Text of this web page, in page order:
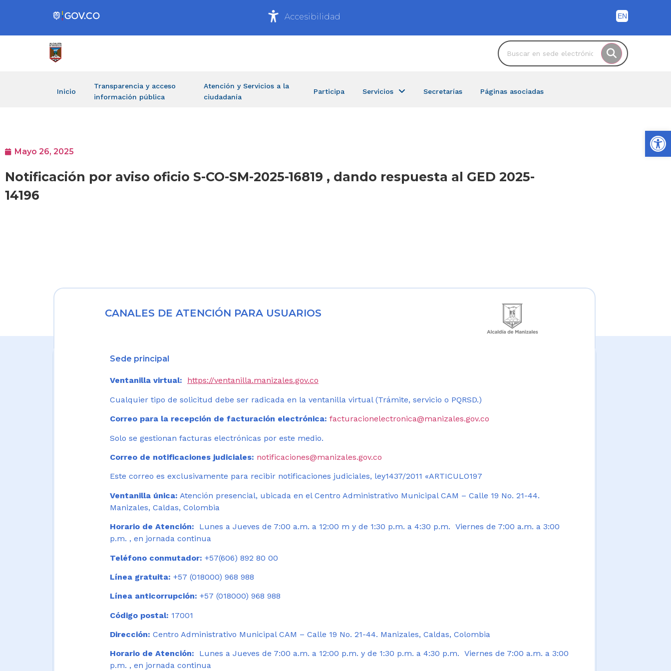
Accesibilidad
Inicio
Transparencia y acceso
información pública
Atención y Servicios a la
ciudadanía
Participa Servicios Secretarías Páginas asociadas
Mayo 26, 2025
Notificación por aviso oficio S-CO-SM-2025-16819 , dando respuesta al GED 2025-
14196
CANALES DE ATENCIÓN PARA USUARIOS
Sede principal
Ventanilla virtual: https://ventanilla.manizales.gov.co
Cualquier tipo de solicitud debe ser radicada en la ventanilla virtual (Trámite, servicio o PQRSD.)
Correo para la recepción de facturación electrónica: facturacionelectronica@manizales.gov.co
Solo se gestionan facturas electrónicas por este medio.
Correo de notificaciones judiciales: notificaciones@manizales.gov.co
Este correo es exclusivamente para recibir notificaciones judiciales, ley1437/2011 «ARTICULO197
Ventanilla única: Atención presencial, ubicada en el Centro Administrativo Municipal CAM – Calle 19 No. 21-44.
Manizales, Caldas, Colombia
Horario de Atención:
Lunes a Jueves de 7:00 a.m. a 12:00 m y de 1:30 p.m. a 4:30 p.m. Viernes de 7:00 a.m. a 3:00
p.m. , en jornada continua
Teléfono conmutador: +57(606) 892 80 00
Línea gratuita: +57 (018000) 968 988
Línea anticorrupción: +57 (018000) 968 988
Código postal: 17001
Dirección: Centro Administrativo Municipal CAM – Calle 19 No. 21-44. Manizales, Caldas, Colombia
Horario de Atención: Lunes a Jueves de 7:00 a.m. a 12:00 p.m. y de 1:30 p.m. a 4:30 p.m. Viernes de 7:00 a.m. a 3:00
p.m. , en jornada continua